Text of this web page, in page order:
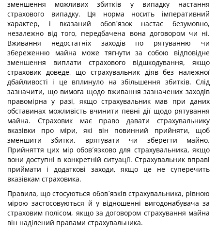
зменшення можливих збитків у випадку настання
страхового випадку. Ця норма носить імперативний
характер, і вказаний обов´язок настає безумовно,
незалежно від того, передбачена вона договором чи ні.
Вживання недостатніх заходів по рятуванню чи
збереженню майна може тягнути за собою відповідне
зменшення виплати страхового відшкодування, якщо
страховик доведе, що страхувальник діяв без належної
дбайливості і це вплинуло на збільшення збитків. Слід
зазначити, що вимога щодо вживання зазначених заходів
правомірна у разі, якщо страхувальник мав при даних
обставинах можливість вчинити певні дії щодо рятування
майна. Страховик має право давати страхувальнику
вказівки про міри, які він повинний прийняти, щоб
зменшити збитки, врятувати чи зберегти майно.
Прийняття цих мір обов´язково для страхувальника, якщо
вони доступні в конкретній ситуації. Страхувальник вправі
приймати і додаткові заходи, якщо це не суперечить
вказівкам страховика.
Правила, що стосуються обов´язків страхувальника, рівною
мірою застосовуються й у відношенні вигодонабувача за
страховим полісом, якщо за договором страхування майна
він наділений правами страхувальника.